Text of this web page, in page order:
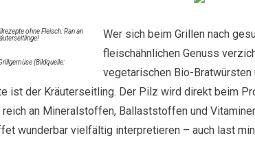
(Bildquelle:
Wer sich beim Grillen nach
fleischähnlichen Genuss
vegetarischen Bio-Bratwürsten
ist der Kräuterseitling. Der Pilz wird direkt beim
an Mineralstoffen, Ballaststoffen und
wunderbar vielfältig interpretieren – auch last